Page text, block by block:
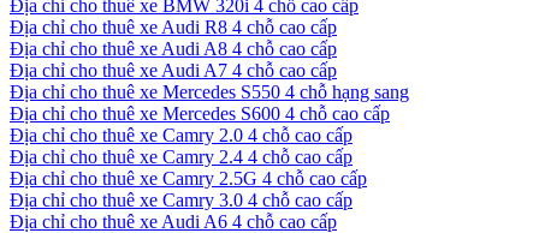
Địa chỉ cho thuê xe BMW 320i 4 chỗ cao cấp
Địa chỉ cho thuê xe Audi R8 4 chỗ cao cấp
Địa chỉ cho thuê xe Audi A8 4 chỗ cao cấp
Địa chỉ cho thuê xe Audi A7 4 chỗ cao cấp
Địa chỉ cho thuê xe Mercedes S550 4 chỗ hạng sang
Địa chỉ cho thuê xe Mercedes S600 4 chỗ cao cấp
Địa chỉ cho thuê xe Camry 2.0 4 chỗ cao cấp
Địa chỉ cho thuê xe Camry 2.4 4 chỗ cao cấp
Địa chỉ cho thuê xe Camry 2.5G 4 chỗ cao cấp
Địa chỉ cho thuê xe Camry 3.0 4 chỗ cao cấp
Địa chỉ cho thuê xe Audi A6 4 chỗ cao cấp